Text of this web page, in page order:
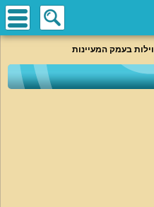
וילות בעמק המעיינות